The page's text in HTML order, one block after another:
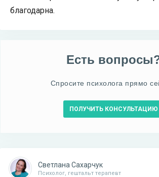
благодарна.
Есть
Спросите психолога прямо
ПОЛУЧИТЬ КОНСУЛЬТАЦИЮ
Светлана Сахарчук
Психолог, гештальт терапевт